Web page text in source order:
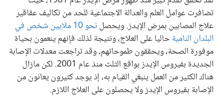
تضافرت عوامل العلم والعدالة الاجتماعية للحد من تكاليف عقاقير
علاج المصابين بمرض الإيدز. ويحصل
نحو 10 ملايين شخص في
البلدان الناميةحاليا على العلاج، ونتيجة لذلك فإنهم ينعمون بحياة
موفورة الصحة، ويحققون طموحاتهم، وقد تراجعت معدلات الإصابة
الجديدة بفيروس الإيدز بواقع الثلث منذ عام 2001. لكن مازال
هناك الكثير من العمل ينبغي القيام به، إذ يوجد كثيرون يعانون من
الإصابة بفيروس الإيدز ولا يحصلون على العلاج اللازم.